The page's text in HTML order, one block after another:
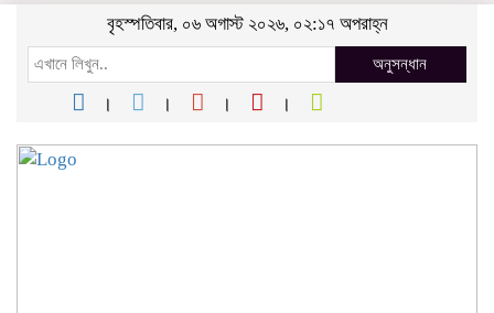
বৃহস্পতিবার, ০৬ অগাস্ট ২০২৬, ০২:১৭ অপরাহ্ন
অনুসন্ধান